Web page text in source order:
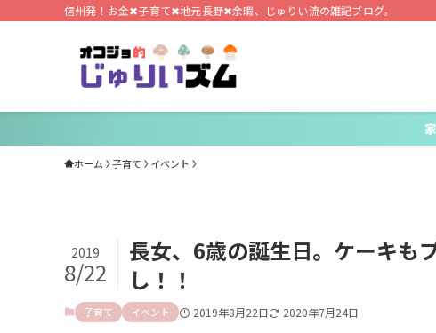
信州発！お金✖子育て✖地元長野✖余暇、じゅりい流の雑記ブログ。
ホーム 子育て イベント
長女、6歳の誕生日。ケーキも
し！！
2019
8/22
子育て イベント 2019年8月22日 2020年7月24日